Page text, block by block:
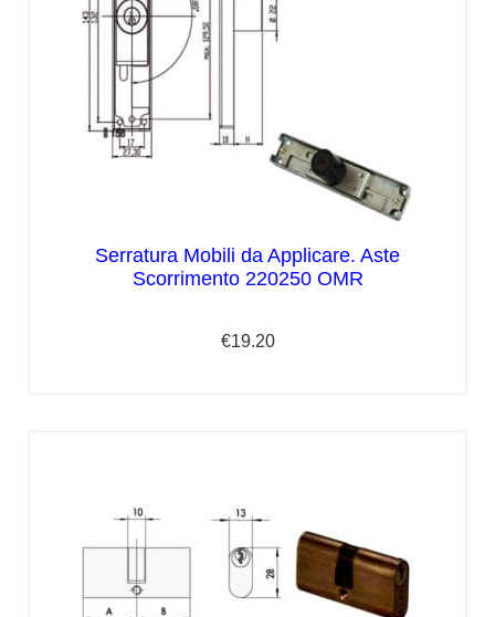
Serratura Mobili da Applicare. Aste
Scorrimento 220250 OMR
€19.20